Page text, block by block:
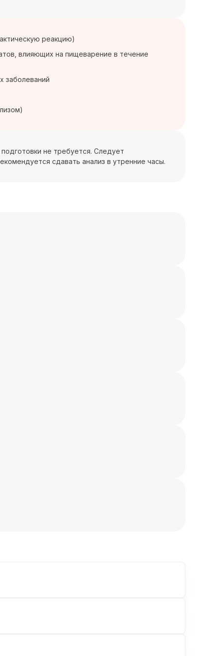
реакцию)
влияющих на пищеварение в течение
заболеваний
не требуется. Следует
сдавать анализ в утренние часы.